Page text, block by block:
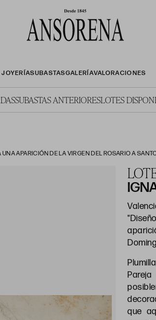
JOYERÍASUBASTASGALERÍAVALORACIONES
SUBASTAS ANTERIORESLOTES
APARICIÓN DE LA VIRGEN DEL ROSARIO A
que